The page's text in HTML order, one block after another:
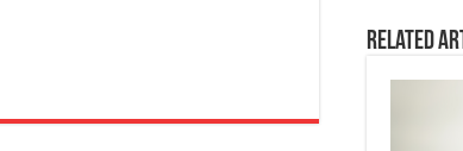
Related